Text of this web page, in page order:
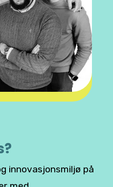
innovasjonsmiljø på